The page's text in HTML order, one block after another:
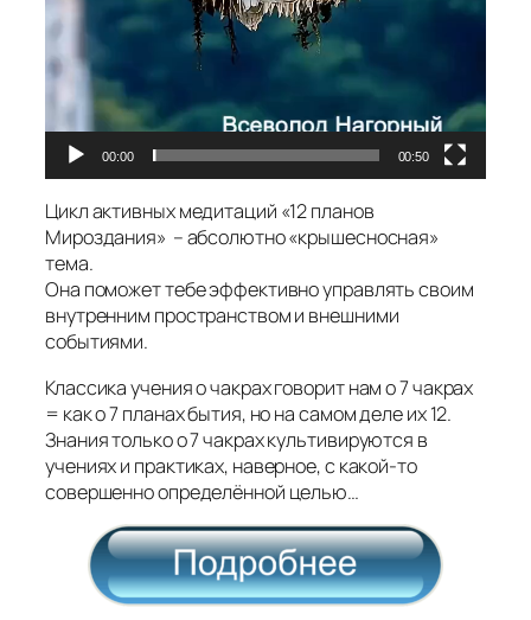
00:00 00:50
Цикл активных медитаций «12 планов
Мироздания» – абсолютно «крышесносная»
тема.
Она поможет тебе эффективно управлять своим
внутренним пространством и внешними
событиями.
Классика учения о чакрах говорит нам о 7 чакрах
= как о 7 планах бытия, но на самом деле их 12.
Знания только о 7 чакрах культивируются в
учениях и практиках, наверное, с какой-то
совершенно определённой целью…